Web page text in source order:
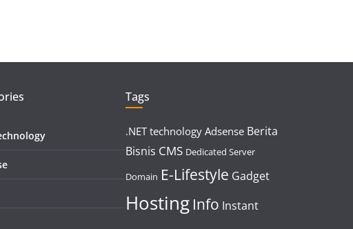
Tags
.NET technology Adsense Berita
Bisnis CMS Dedicated Server
Domain E-Lifestyle Gadget
Hosting Info Instant